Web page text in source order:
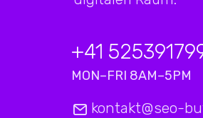
+41
MON–FRI 8AM–5PM
kontakt@seo-